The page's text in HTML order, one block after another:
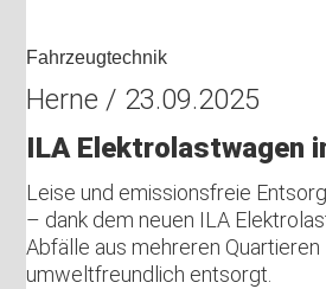
Fahrzeugtechnik
Herne / 23.09.2025
ILA Elektrolastwagen
Leise und emissionsfreie
– dank dem neuen ILA
Abfälle aus mehreren Quartieren
umweltfreundlich entsorgt.